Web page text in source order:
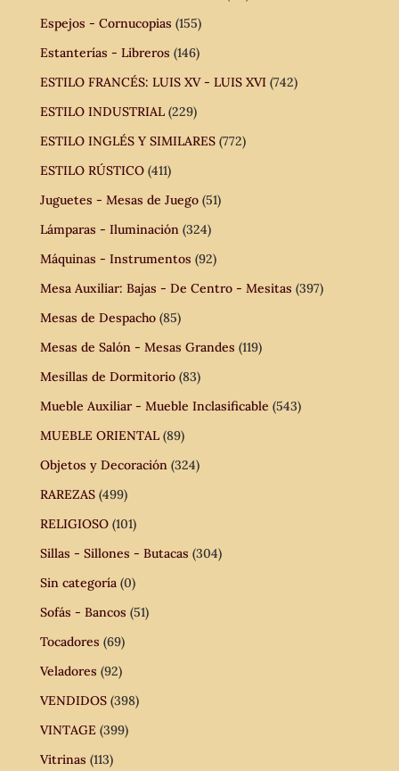
Espejos - Cornucopias (155)
Estanterías - Libreros (146)
ESTILO FRANCÉS: LUIS XV - LUIS XVI (742)
ESTILO INDUSTRIAL (229)
ESTILO INGLÉS Y SIMILARES (772)
ESTILO RÚSTICO (411)
Juguetes - Mesas de Juego (51)
Lámparas - Iluminación (324)
Máquinas - Instrumentos (92)
Mesa Auxiliar: Bajas - De Centro - Mesitas (397)
Mesas de Despacho (85)
Mesas de Salón - Mesas Grandes (119)
Mesillas de Dormitorio (83)
Mueble Auxiliar - Mueble Inclasificable (543)
MUEBLE ORIENTAL (89)
Objetos y Decoración (324)
RAREZAS (499)
RELIGIOSO (101)
Sillas - Sillones - Butacas (304)
Sin categoría (0)
Sofás - Bancos (51)
Tocadores (69)
Veladores (92)
VENDIDOS (398)
VINTAGE (399)
Vitrinas (113)